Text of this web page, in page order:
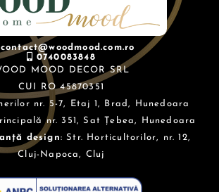
contact@woodmood.com.ro
0740083848
MOOD DECOR SRL
CUI RO 45870351
nr. 5-7, Etaj 1, Brad, Hunedoara
nr. 351, Sat Țebea, Hunedoara
design: Str. Horticultorilor, nr. 12,
Cluj-Napoca, Cluj